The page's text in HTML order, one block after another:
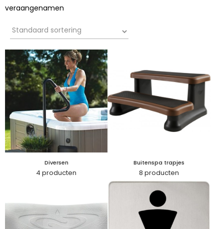
veraangenamen
Diversen
4 producten
Buitenspa trapjes
8 producten